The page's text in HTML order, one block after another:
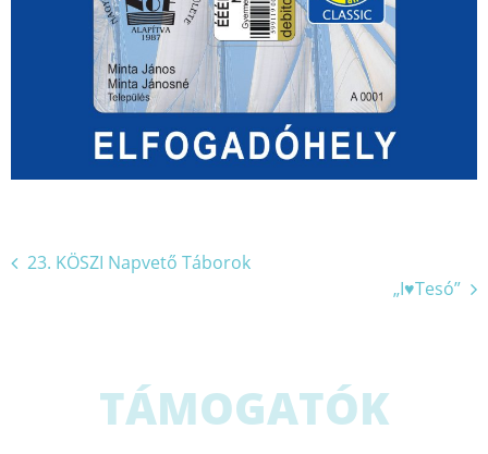
Bejegyzés
23. KÖSZI Napvető Táborok
„I♥Tesó”
TÁMOGATÓK